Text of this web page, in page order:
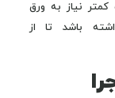
نیاز به ورق
باشد تا از